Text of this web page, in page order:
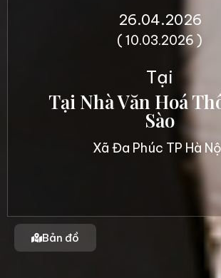
26.04.2026
( 10.03.2026 )
Tại
Tại Nhà Văn Hoá
Sào
Xã Đa Phúc TP Hà
Bản đồ